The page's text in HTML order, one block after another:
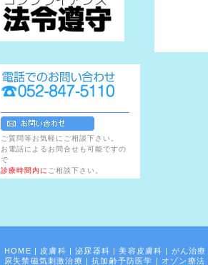
ご質問等お気軽にご相談下さい。
お電話によるお問合せも可能ですの
で
診療時間内に ご相談下さい。
HOME | 皮膚科 | 泌尿器科 | 美容皮膚科 | がん治療
尿失禁磁気刺激治療 | 抗加齢予防医学 | オゾン療法